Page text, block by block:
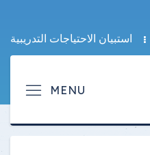
استبيان الاحتياجات التدريبية